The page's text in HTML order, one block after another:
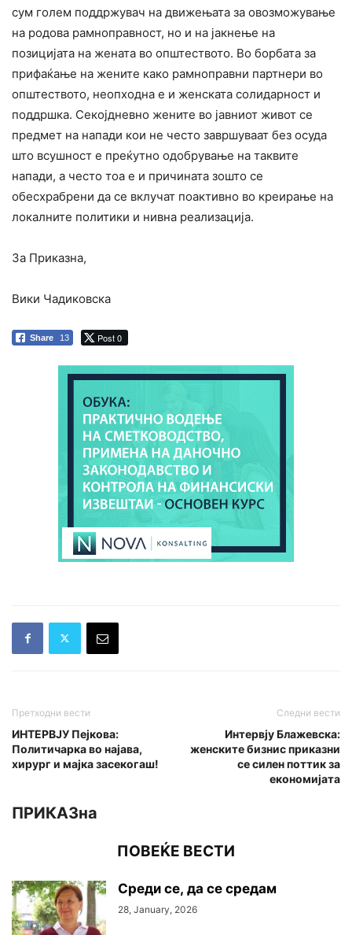
сум голем поддржувач на движењата за овозможување
на родова рамноправност, но и на јакнење на
позицијата на жената во општеството. Во борбата за
прифаќање на жените како рамноправни партнери во
општеството, неопходна е и женската солидарност и
поддршка. Секојдневно жените во јавниот живот се
предмет на напади кои не често завршуваат без осуда
што всушност е преќутно одобрување на таквите
напади, а често тоа е и причината зошто се
обесхрабрени да се вклучат поактивно во креирање на
локалните политики и нивна реализација.
За Приказна,
Вики Чадиковска
Share 13 Post 0
Претходни вести
ИНТЕРВЈУ Пејкова:
Политичарка во најава,
хирург и мајка засекогаш!
Следни вести
Интервју Блажевска:
женските бизнис приказни
се силен поттик за
економијата
ПРИКАЗна
ПОВЕЌЕ ВЕСТИ
Среди се, да се средам
28, January, 2026